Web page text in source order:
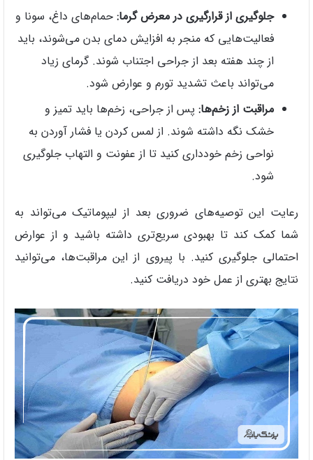
جلوگیری از قرارگیری در معرض گرما: حمام‌های داغ، سونا و
فعالیت‌هایی که منجر به افزایش دمای بدن می‌شوند، باید
از چند هفته بعد از جراحی اجتناب شوند. گرمای زیاد
می‌تواند باعث تشدید تورم و عوارض شود.
مراقبت از زخم‌ها: پس از جراحی، زخم‌ها باید تمیز و
خشک نگه داشته شوند. از لمس کردن یا فشار آوردن به
نواحی زخم خودداری کنید تا از عفونت و التهاب جلوگیری
شود.
رعایت این توصیه‌های ضروری بعد از لیپوماتیک می‌تواند به
شما کمک کند تا بهبودی سریع‌تری داشته باشید و از عوارض
احتمالی جلوگیری کنید. با پیروی از این مراقبت‌ها، می‌توانید
نتایج بهتری از عمل خود دریافت کنید.